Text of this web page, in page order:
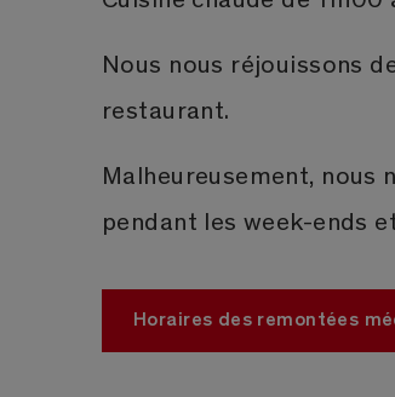
Nous nous réjouissons
restaurant.
Malheureusement, nous
pendant les week-ends
Horaires des remontées